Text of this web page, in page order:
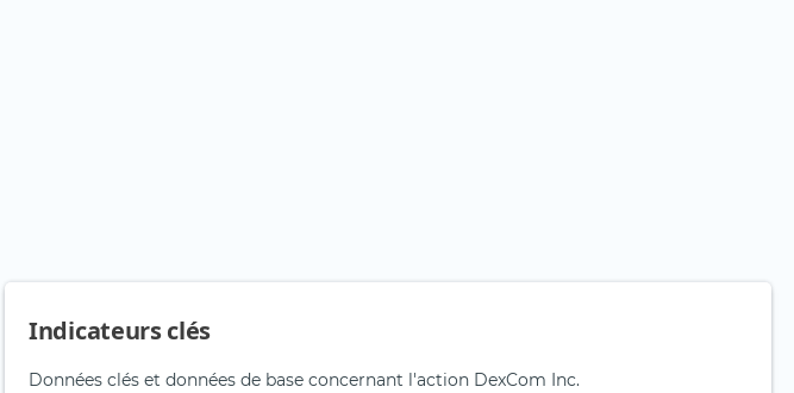
Indicateurs clés
Données clés et données de base concernant l'action DexCom Inc.